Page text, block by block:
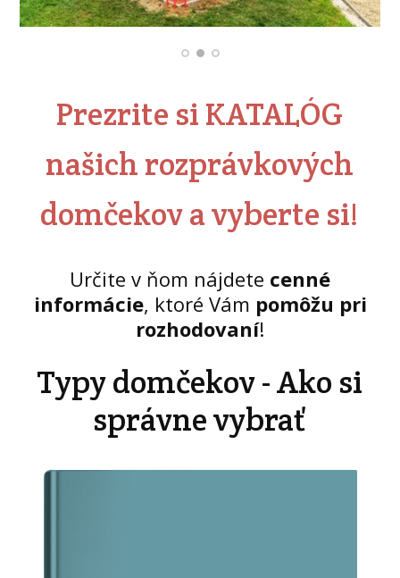
Prezrite si KATALÓG
našich rozprávkových
domčekov a vyberte si!
Určite v ňom nájdete cenné
informácie, ktoré Vám pomôžu pri
rozhodovaní!
Typy domčekov - Ako si
správne vybrať